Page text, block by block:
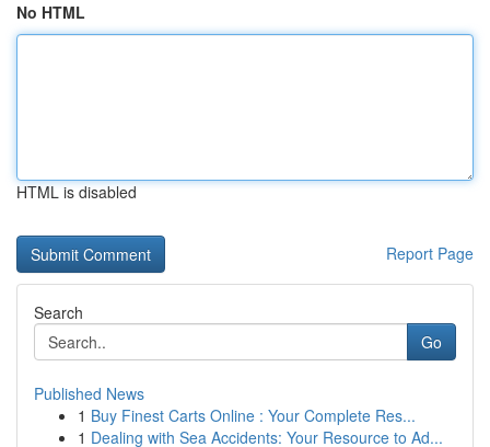
No HTML
HTML is disabled
Report Page
Search
Go
Published News
1 Buy Finest Carts Online : Your Complete Res...
1 Dealing with Sea Accidents: Your Resource to Ad...